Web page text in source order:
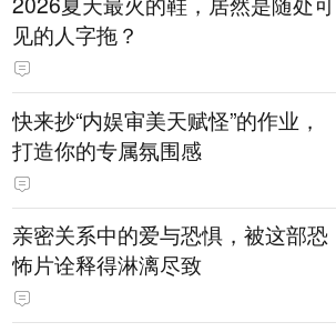
见的人字拖？
快来抄“内娱审美天赋怪”的作业，
打造你的专属氛围感
亲密关系中的爱与恐惧，被这部恐
怖片诠释得淋漓尽致